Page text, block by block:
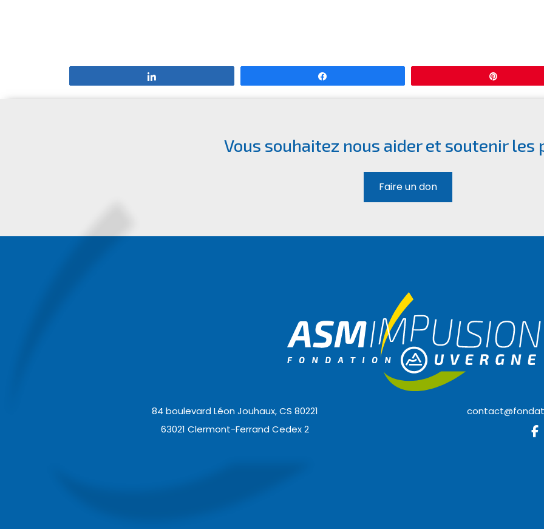
Vous souhaitez nous aider et soutenir les
Faire un don
84 boulevard Léon Jouhaux, CS 80221
63021 Clermont-Ferrand Cedex 2